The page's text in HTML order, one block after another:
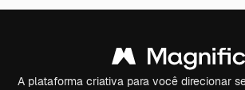
A plataforma criativa para você direcionar